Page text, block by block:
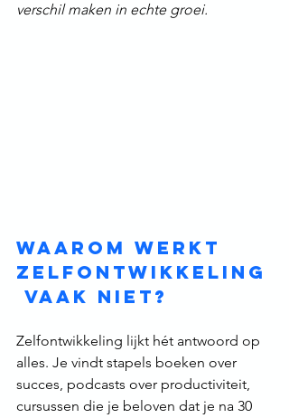
verschil maken in echte groei.
Waarom werkt
zelfontwikkeling
vaak niet?
Zelfontwikkeling lijkt hét antwoord op
alles. Je vindt stapels boeken over
succes, podcasts over productiviteit,
cursussen die je beloven dat je na 30